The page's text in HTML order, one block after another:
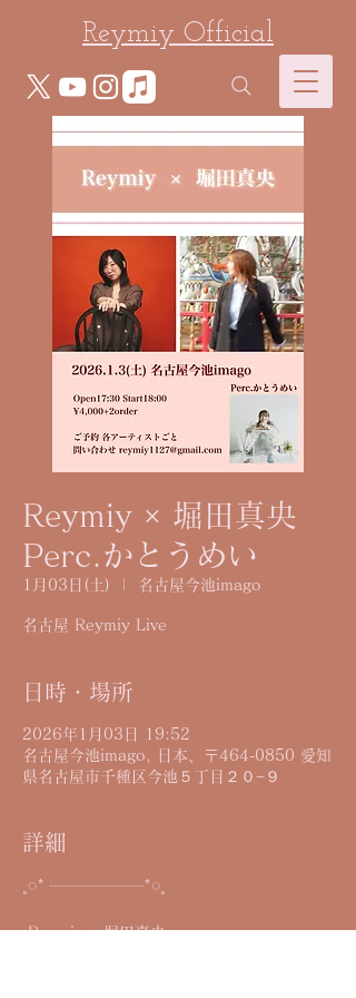
Reymiy Official
Reymiy × 堀田真央
Perc.かとうめい
1月03日(土) 名古屋今池imago
名古屋 Reymiy Live
日時・場所
2026年1月03日 19:52
名古屋今池imago, 日本、〒464-0850 愛知
県名古屋市千種区今池５丁目２０−９
詳細
˳◌* ┈┈┈┈┈┈*◌˳
Reymiy × 堀田真央